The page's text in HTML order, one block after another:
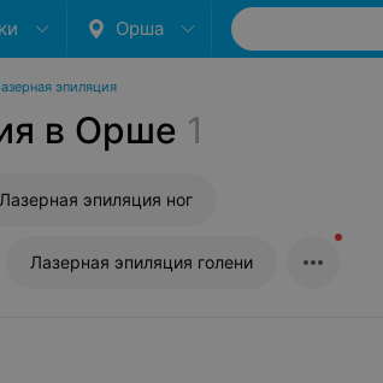
Орша
эпиляция
в Орше 1
Лазерная эпиляция ног
Лазерная эпиляция голени